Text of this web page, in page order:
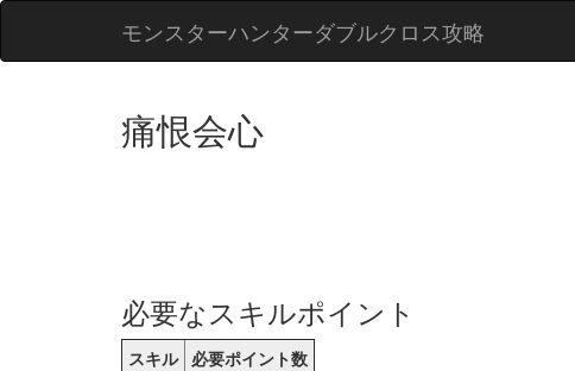
モンスターハンターダブルクロス攻略
痛恨会心
必要なスキルポイント
スキル 必要ポイント数